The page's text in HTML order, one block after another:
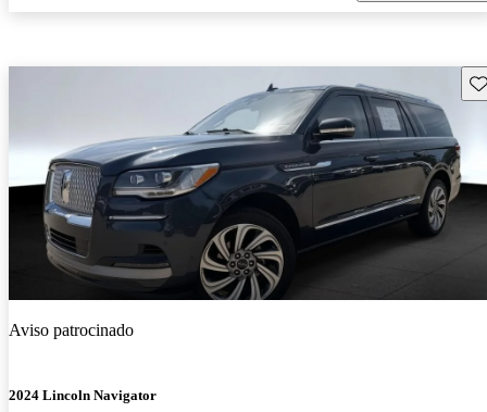
Aviso patrocinado
2024 Lincoln Navigator